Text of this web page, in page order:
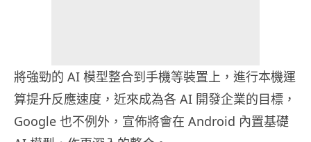
將強勁的 AI 模型整合到手機等裝置上，進行本機運
算提升反應速度，近來成為各 AI 開發企業的目標，
Google 也不例外，宣佈將會在 Android 內置基礎